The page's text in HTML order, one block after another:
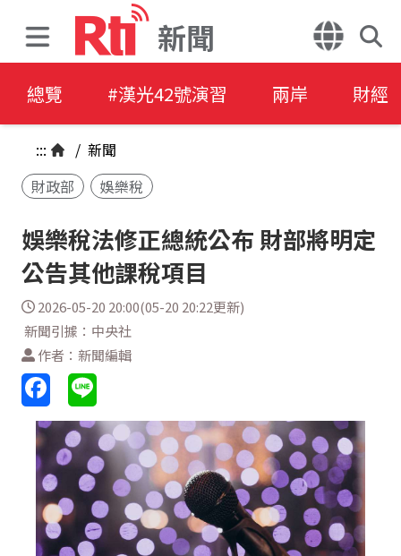
新聞
總覽 #漢光42號演習 兩岸 財經
::: / 新聞
財政部
娛樂稅
娛樂稅法修正總統公布 財部將明定
公告其他課稅項目
2026-05-20 20:00(05-20 20:22更新)
新聞引據：中央社
作者：新聞編輯